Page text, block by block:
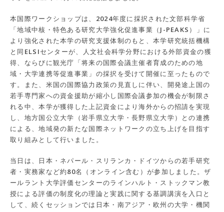
本国際ワークショップは、2024年度に採択された文部科学省
「地域中核・特色ある研究大学強化促進事業（J-PEAKS）」に
より強化された本学の研究支援体制のもと、本学研究統括機構
と同ELSIセンターが、人文社会科学分野における外部資金の獲
得、ならびに観光庁「将来の国際会議主催者育成のための地
域・大学連携等促進事業」の採択を受けて開催に至ったもので
す。また、米国の国際協力政策の見直しに伴い、開発途上国の
若手専門家への資金援助が縮小し国際会議参加の機会が制限さ
れる中、本学が獲得した上記資金により海外からの招請を実現
し、地方国公立大学（岩手県立大学・長野県立大学）との連携
による、地域発の新たな国際ネットワークの立ち上げを目指す
取り組みとして行いました。
当日は、日本・ネパール・スリランカ・ドイツからの若手研究
者・実務家など約80名（オンライン含む）が参加しました。ザ
ールラント大学評価センターのラインハルト・ストックマン教
授による評価の制度化の理論と実践に関する基調講演を入口と
して、続くセッションでは日本・南アジア・欧州の大学・機関